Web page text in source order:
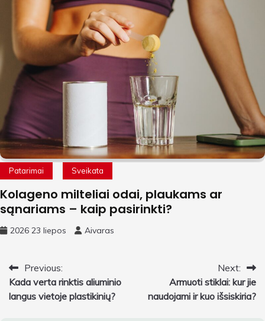
Patarimai Sveikata
Kolageno milteliai odai, plaukams ar
sąnariams – kaip pasirinkti?
2026 23 liepos Aivaras
Navigacija
tarp
Previous:
Kada verta rinktis aliuminio
langus vietoje plastikinių?
Next:
Armuoti stiklai: kur jie
naudojami ir kuo išsiskiria?